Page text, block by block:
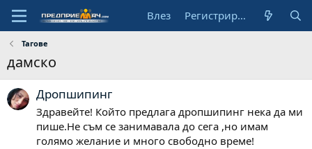
Влез Регистрирай се
Тагове
дамско
Дропшипинг
Здравейте! Който предлага дропшипинг нека да ми
пише.Не съм се занимавала до сега ,но имам
голямо желание и много свободно време!